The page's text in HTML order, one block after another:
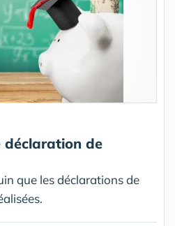
déclaration de
que les déclarations de